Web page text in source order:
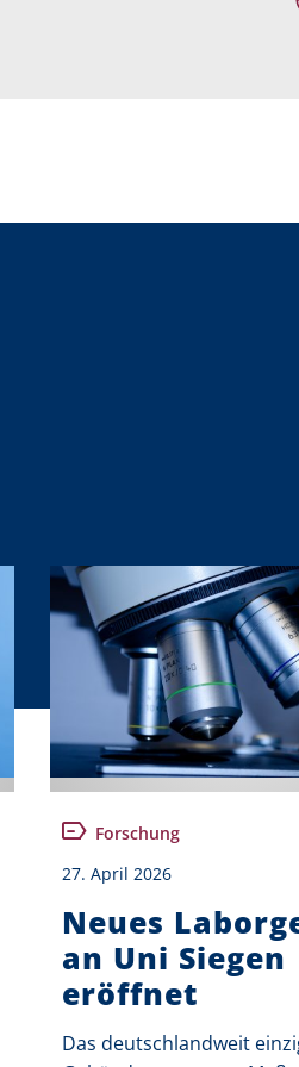
Forschung
27. April 2026
Neues
an Uni Siegen
eröffnet
Das deutschlandweit